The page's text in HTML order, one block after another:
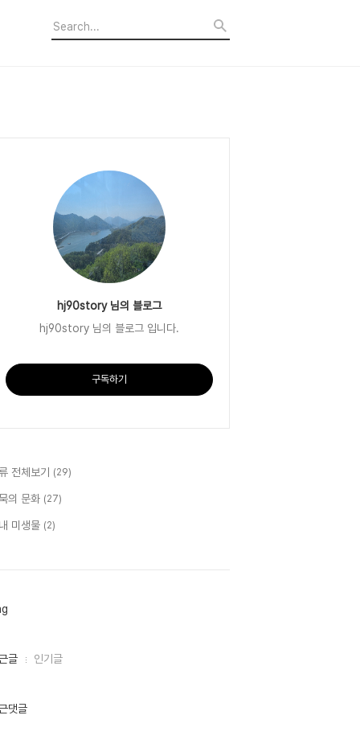
hj90story 님의 블로그
hj90story 님의 블로그 입니다.
구독하기
전체보기 (29)
의 문화 (27)
미생물 (2)
글 인기글
댓글